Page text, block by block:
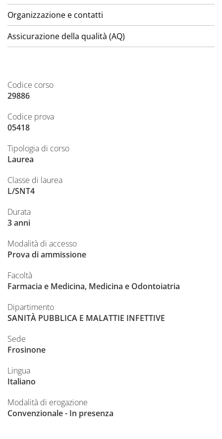
Organizzazione e contatti
Assicurazione della qualità (AQ)
Codice corso
29886
Codice prova
05418
Tipologia di corso
Laurea
Classe di laurea
L/SNT4
Durata
3 anni
Modalità di accesso
Prova di ammissione
Facoltà
Farmacia e Medicina, Medicina e Odontoiatria
Dipartimento
SANITÀ PUBBLICA E MALATTIE INFETTIVE
Sede
Frosinone
Lingua
Italiano
Modalità di erogazione
Convenzionale - In presenza